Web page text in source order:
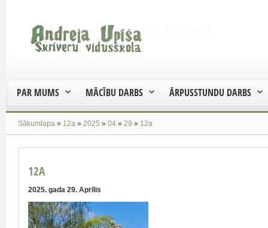
PAR MUMS MĀCĪBU DARBS ĀRPUSSTUNDU DARBS
Sākumlapa » 12a » 2025 » 04 » 29 » 12a
12A
2025. gada 29. Aprīlis